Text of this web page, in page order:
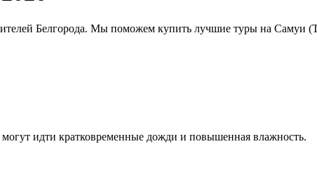
Белгорода. Мы поможем купить лучшие туры на Самуи
идти кратковременные дожди и повышенная влажность.